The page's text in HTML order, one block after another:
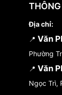
Địa chỉ:
📍 Văn
Phường
📍 Văn
Ngọc Trì,